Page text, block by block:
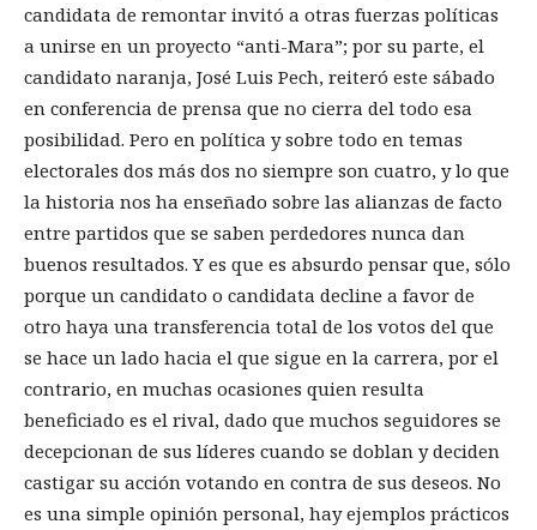
candidata de remontar invitó a otras fuerzas políticas
a unirse en un proyecto “anti-Mara”; por su parte, el
candidato naranja, José Luis Pech, reiteró este sábado
en conferencia de prensa que no cierra del todo esa
posibilidad. Pero en política y sobre todo en temas
electorales dos más dos no siempre son cuatro, y lo que
la historia nos ha enseñado sobre las alianzas de facto
entre partidos que se saben perdedores nunca dan
buenos resultados. Y es que es absurdo pensar que, sólo
porque un candidato o candidata decline a favor de
otro haya una transferencia total de los votos del que
se hace un lado hacia el que sigue en la carrera, por el
contrario, en muchas ocasiones quien resulta
beneficiado es el rival, dado que muchos seguidores se
decepcionan de sus líderes cuando se doblan y deciden
castigar su acción votando en contra de sus deseos. No
es una simple opinión personal, hay ejemplos prácticos